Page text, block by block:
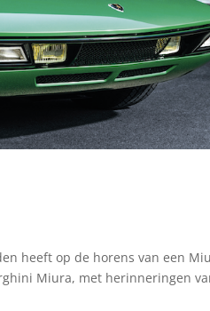
heeft op de horens van een
Miura, met herinneringen